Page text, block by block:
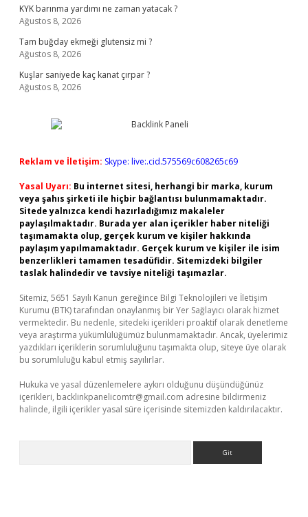
KYK barınma yardımı ne zaman yatacak ?
Ağustos 8, 2026
Tam buğday ekmeği glutensiz mi ?
Ağustos 8, 2026
Kuşlar saniyede kaç kanat çırpar ?
Ağustos 8, 2026
Reklam ve İletişim: Skype: live:.cid.575569c608265c69
Yasal Uyarı: Bu internet sitesi, herhangi bir marka, kurum
veya şahıs şirketi ile hiçbir bağlantısı bulunmamaktadır.
Sitede yalnızca kendi hazırladığımız makaleler
paylaşılmaktadır. Burada yer alan içerikler haber niteliği
taşımamakta olup, gerçek kurum ve kişiler hakkında
paylaşım yapılmamaktadır. Gerçek kurum ve kişiler ile isim
benzerlikleri tamamen tesadüfidir. Sitemizdeki bilgiler
taslak halindedir ve tavsiye niteliği taşımazlar.
Sitemiz, 5651 Sayılı Kanun gereğince Bilgi Teknolojileri ve İletişim
Kurumu (BTK) tarafından onaylanmış bir Yer Sağlayıcı olarak hizmet
vermektedir. Bu nedenle, sitedeki içerikleri proaktif olarak denetleme
veya araştırma yükümlülüğümüz bulunmamaktadır. Ancak, üyelerimiz
yazdıkları içeriklerin sorumluluğunu taşımakta olup, siteye üye olarak
bu sorumluluğu kabul etmiş sayılırlar.
Hukuka ve yasal düzenlemelere aykırı olduğunu düşündüğünüz
içerikleri, backlinkpanelicomtr@gmail.com adresine bildirmeniz
halinde, ilgili içerikler yasal süre içerisinde sitemizden kaldırılacaktır.